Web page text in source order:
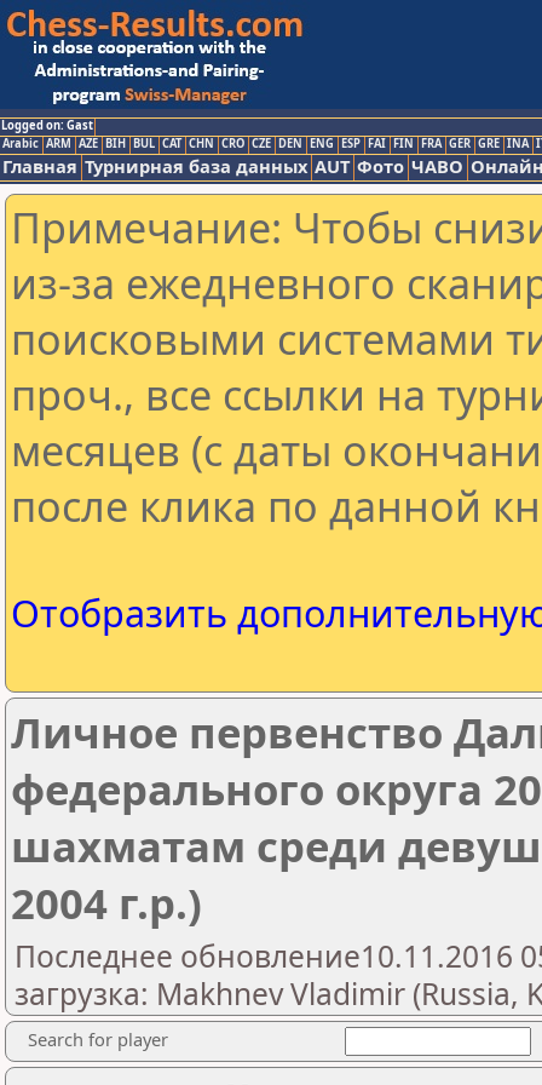
Logged on: Gast
Arabic ARM AZE BIH BUL CAT CHN CRO CZE DEN ENG ESP FAI FIN FRA GER GRE INA
Главная Турнирная база данных AUT Фото ЧАВО
Примечание: Чтобы
из-за ежедневного
поисковыми системами
проч., все ссылки на
месяцев (с даты
после клика по данной
Отобразить
Личное первенство
федерального округа
шахматам среди
2004 г.р.)
Последнее обновление10.11.2016
загрузка: Makhnev Vladimir (Russia,
Search for player